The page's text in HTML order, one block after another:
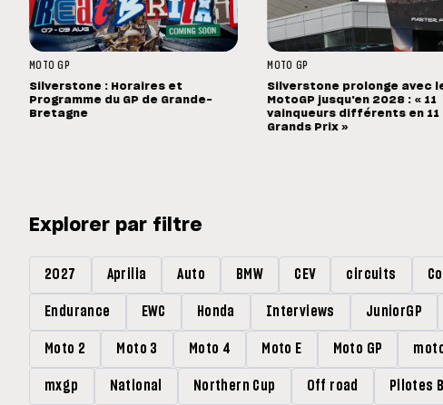
MOTO GP
Silverstone : Horaires et
Programme du GP de Grande-
Bretagne
MOTO GP
Silverstone prolonge avec
MotoGP jusqu'en 2028 : « 11
vainqueurs différents en 11
Grands Prix »
Explorer par filtre
2027 Aprilia Auto BMW CEV circuits
Endurance EWC Honda Interviews JuniorGP
Moto 2 Moto 3 Moto 4 Moto E Moto GP
mxgp National Northern Cup Off road Pilotes